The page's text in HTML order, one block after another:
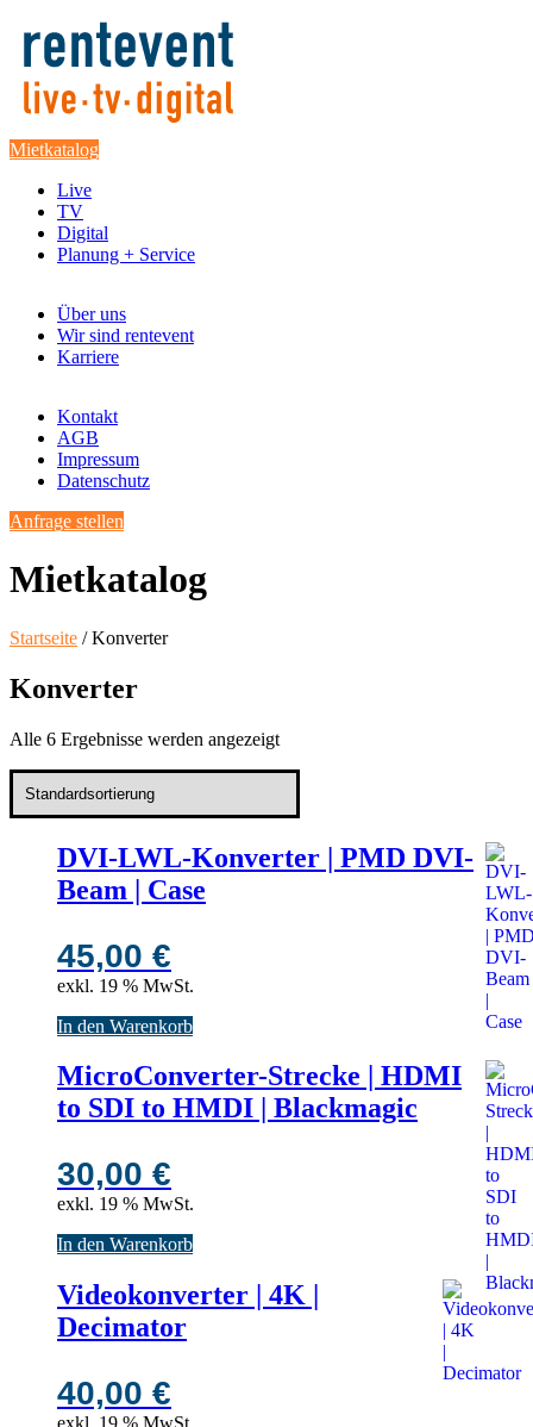
Mietkatalog
Live
TV
Digital
Planung + Service
Über uns
Wir sind rentevent
Karriere
Kontakt
AGB
Impressum
Datenschutz
Anfrage stellen
Mietkatalog
Startseite / Konverter
Konverter
Alle 6 Ergebnisse werden angezeigt
DVI-LWL-Konverter | PMD DVI-
Beam | Case
45,00 €
exkl. 19 % MwSt.
In den Warenkorb
MicroConverter-Strecke | HDMI
to SDI to HMDI | Blackmagic
30,00 €
exkl. 19 % MwSt.
In den Warenkorb
Videokonverter | 4K |
Decimator
40,00 €